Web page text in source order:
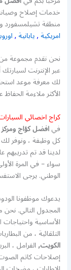
خدمات إصلاح وصيانة
منطقة تشيلمسفورد
امريكية,يابانية,
نحن نقدم مجموعة
عبر الإنترنت
لك معرفة موعد
الأكثر ملاءمة
كراج اخصائي
فيافضل كؤاج ومركز
كل وظيفة ، ونوفر لك
لدينا قد تم
سواء – في المرة
الوطني. يرجى
يدعوك موظفونا
المجدول التالي.
الأساسية واحتياجات
التلقائية ، من
الكويت,الفرامل ،
إصلاحات كاتم